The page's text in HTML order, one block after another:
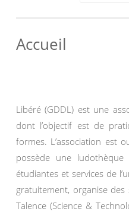
Accueil
Libéré (GDDL) est une
dont l’objectif est de
formes. L’association est
possède une
étudiantes et services de
gratuitement, organise
Talence (Science &